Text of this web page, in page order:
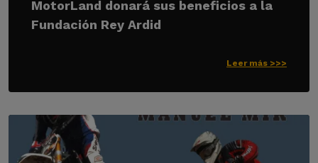
MotorLand donará sus beneficios a la
Fundación Rey Ardid
Leer más >>>